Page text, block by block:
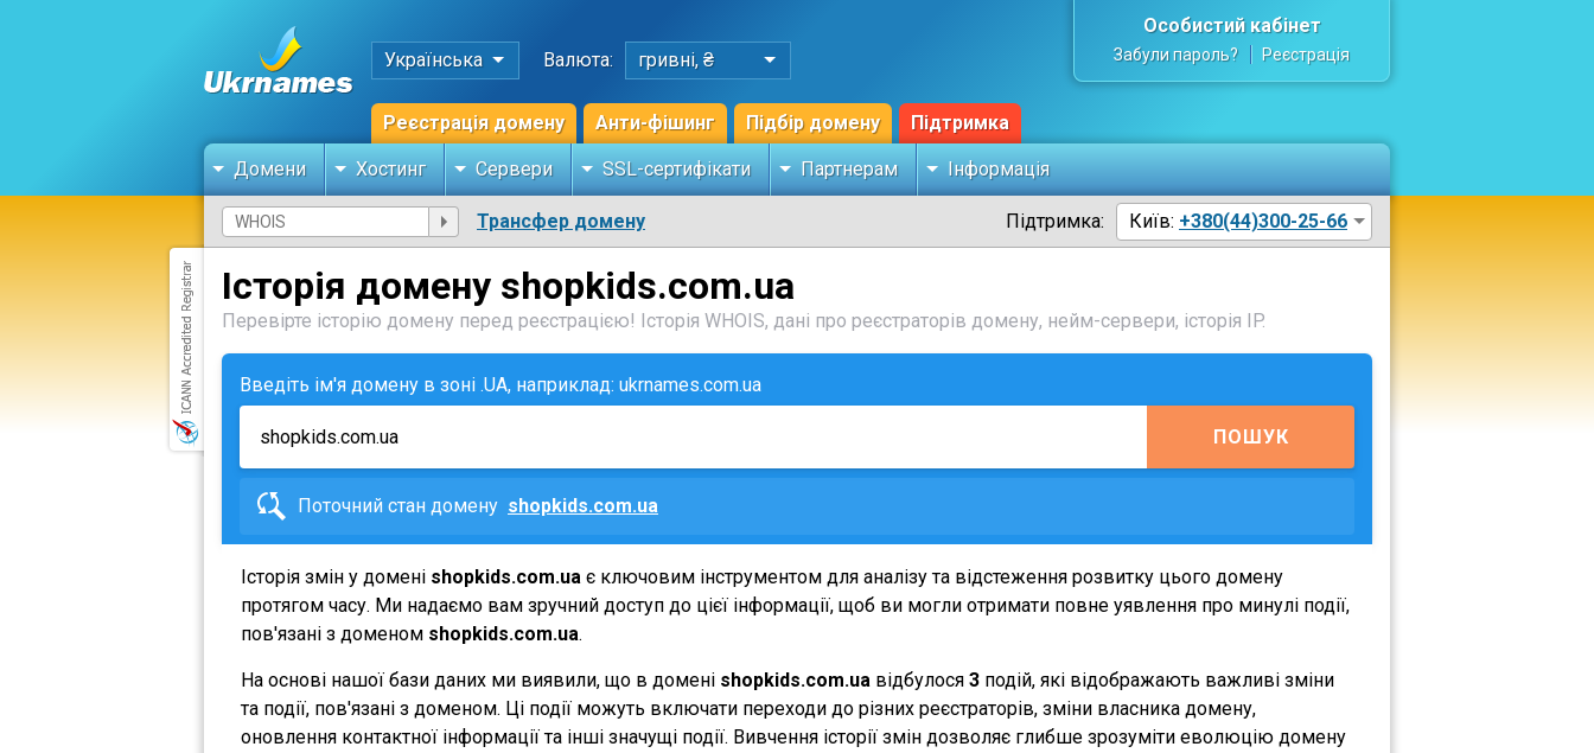
Українська Валюта: гривні, ₴
Реєстрація домену Анти-фішинг Підбір домену Підтримка
Особистий кабінет
Забули пароль? Реєстрація
Домени Хостинг Сервери SSL-сертифікати Партнерам Інформація
Трансфер домену Підтримка: Київ: +380(44)300-25-66
Історія домену shopkids.com.ua
Перевірте історію домену перед реєстрацією! Історія WHOIS, дані про реєстраторів домену, нейм-сервери, історія IP.
Введіть ім'я домену в зоні .UA, наприклад: ukrnames.com.ua
ПОШУК
Поточний стан домену shopkids.com.ua
Історія змін у домені shopkids.com.ua є ключовим інструментом для аналізу та відстеження розвитку цього домену
протягом часу. Ми надаємо вам зручний доступ до цієї інформації, щоб ви могли отримати повне уявлення про минулі події,
пов'язані з доменом shopkids.com.ua.
На основі нашої бази даних ми виявили, що в домені shopkids.com.ua відбулося 3 подій, які відображають важливі зміни
та події, пов'язані з доменом. Ці події можуть включати переходи до різних реєстраторів, зміни власника домену,
оновлення контактної інформації та інші значущі події. Вивчення історії змін дозволяє глибше зрозуміти еволюцію домену